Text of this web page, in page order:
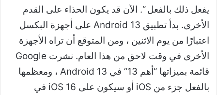
يفعل ذلك بالفعل “. الآن قد يكون الحذاء على القدم
الأخرى. بدأ تطبيق Android 13 على أجهزة البكسل
اعتبارًا من يوم الاثنين ، ومن المتوقع أن تراه الأجهزة
الأخرى في وقت لاحق من هذا العام. نشرت Google
قائمة بميزاتها “أهم 13” في Android 13 ، ومعظمها
بالفعل جزء من iOS أو سيكون على iOS 16 في